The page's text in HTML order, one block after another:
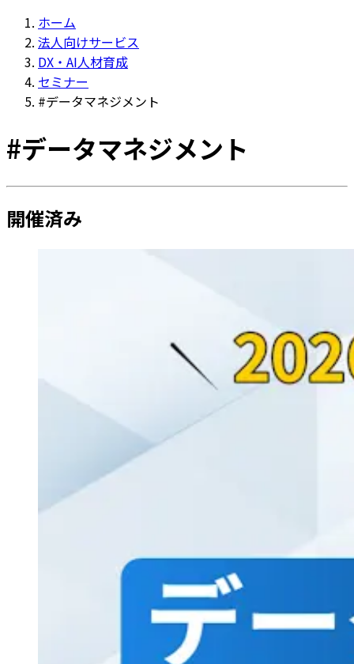
ホーム
法人向けサービス
DX・AI人材育成
セミナー
#データマネジメント
#データマネジメント
開催済み